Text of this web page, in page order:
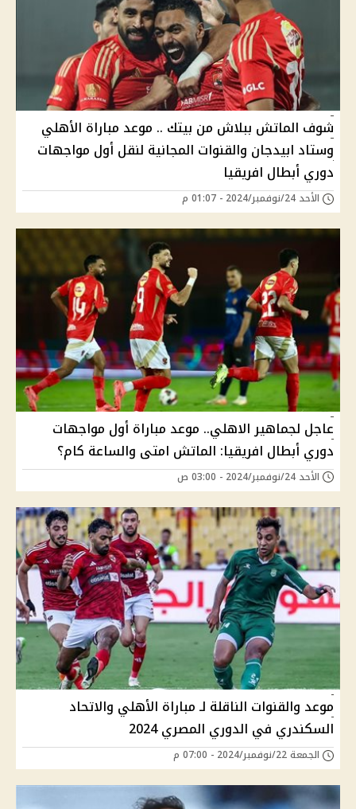
شوف الماتش ببلاش من بيتك .. موعد مباراة الأهلي
وستاد ابيدجان والقنوات المجانية لنقل أول مواجهات
دوري أبطال افريقيا
الأحد 24/نوفمبر/2024 - 01:07 م
عاجل لجماهير الاهلي.. موعد مباراة أول مواجهات
دوري أبطال افريقيا: الماتش امتى والساعة كام؟
الأحد 24/نوفمبر/2024 - 03:00 ص
موعد والقنوات الناقلة لـ مباراة الأهلي والاتحاد
السكندري في الدوري المصري 2024
الجمعة 22/نوفمبر/2024 - 07:00 م